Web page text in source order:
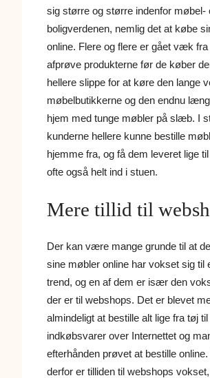
sig større og større indenfor møbel-
boligverdenen, nemlig det at købe
online. Flere og flere er gået væk
afprøve produkterne før de køber
hellere slippe for at køre den lange
møbelbutikkerne og den endnu
hjem med tunge møbler på slæb. I
kunderne hellere kunne bestille
hjemme fra, og få dem leveret lige
ofte også helt ind i stuen.
Mere tillid til
Der kan være mange grunde til at
sine møbler online har vokset sig til
trend, og en af dem er især den
der er til webshops. Det er blevet
almindeligt at bestille alt lige fra tøj til
indkøbsvarer over Internettet og
efterhånden prøvet at bestille
derfor er tilliden til webshops